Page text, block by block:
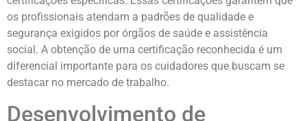
os profissionais atendam a padrões de qualidade e
segurança exigidos por órgãos de saúde e assistência
social. A obtenção de uma certificação reconhecida é um
diferencial importante para os cuidadores que buscam se
destacar no mercado de trabalho.
Desenvolvimento de